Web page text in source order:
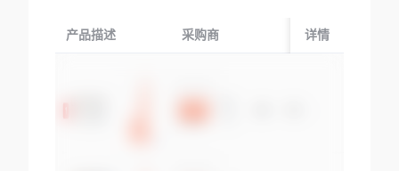
产品描述 采购商 起运国/地区
详情